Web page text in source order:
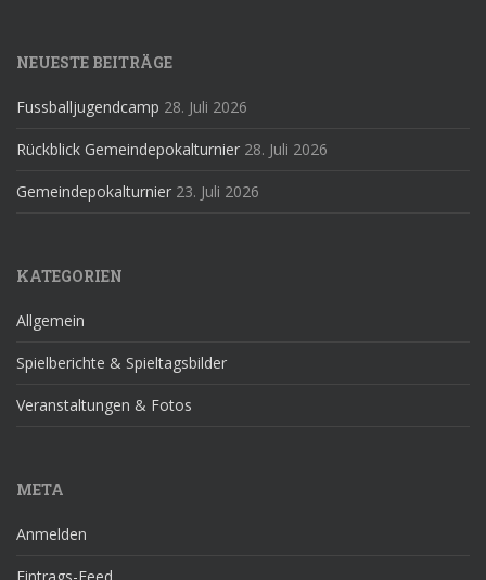
NEUESTE BEITRÄGE
Fussballjugendcamp 28. Juli 2026
Rückblick Gemeindepokalturnier 28. Juli 2026
Gemeindepokalturnier 23. Juli 2026
KATEGORIEN
Allgemein
Spielberichte & Spieltagsbilder
Veranstaltungen & Fotos
META
Anmelden